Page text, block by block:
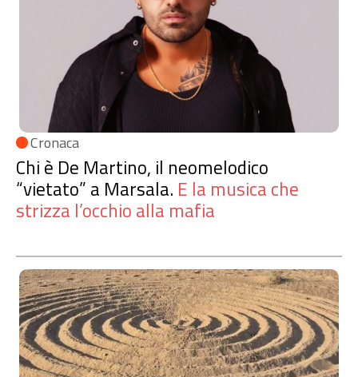
Cronaca
Chi è De Martino, il neomelodico
“vietato” a Marsala. E la musica che
strizza l’occhio alla mafia